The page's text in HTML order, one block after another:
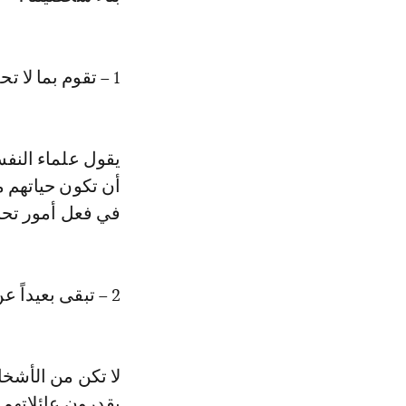
1 – تقوم بما لا تحب:
يقول علماء
أن تكون حياتهم
في فعل أمور
2 – تبقى بعيداً عن أقاربك:
لا تكن من